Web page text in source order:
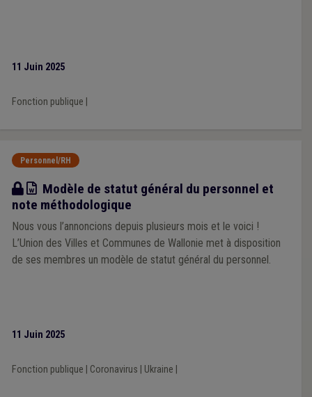
11 Juin 2025
Fonction publique
Personnel/RH
Modèle
Modèle de statut général du personnel et
note méthodologique
Nous vous l’annoncions depuis plusieurs mois et le voici !
L’Union des Villes et Communes de Wallonie met à disposition
de ses membres un modèle de statut général du personnel.
11 Juin 2025
Fonction publique Coronavirus Ukraine